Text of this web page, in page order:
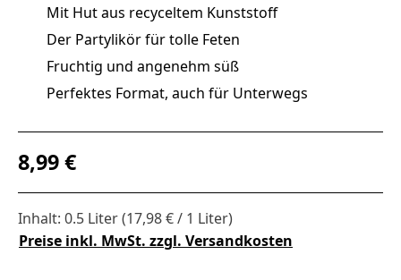
Mit Hut aus recyceltem Kunststoff
Der Partylikör für tolle Feten
Fruchtig und angenehm süß
Perfektes Format, auch für Unterwegs
Regulärer Preis:
8,99 €
Inhalt: 0.5 Liter(17,98 € / 1 Liter)
Preise inkl. MwSt. zzgl. Versandkosten